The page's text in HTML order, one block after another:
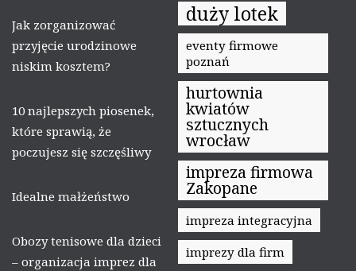
Jak zorganizować
przyjęcie urodzinowe
niskim kosztem?
10 najlepszych piosenek,
które sprawią, że
poczujesz się szczęśliwy
Idealne małżeństwo
Obozy tenisowe dla dzieci
– organizacja imprez dla
duży lotek
eventy firmowe
poznań
hurtownia
kwiatów
sztucznych
wrocław
impreza firmowa
Zakopane
impreza integracyjna
imprezy dla firm